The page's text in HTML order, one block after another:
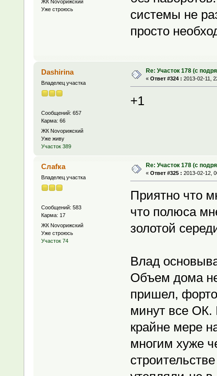
ЖК Novoрижский
Уже строюсь
системы не
просто
Dashirina
Владелец участка
Сообщений: 657
Карма: 66
ЖК Novoрижский
Уже живу
Участок 389
Re: Участок 178 (с
« Ответ #324 : 2013-02-11,
+1
Слаfка
Владелец участка
Сообщений: 583
Карма: 17
ЖК Novoрижский
Уже строюсь
Участок 74
Re: Участок 178 (с
« Ответ #325 : 2013-02-12,
Приятно что
что полюса
золотой
Влад
Объем дома
пришел,
минут все ОК.
крайне мере
многим хуже